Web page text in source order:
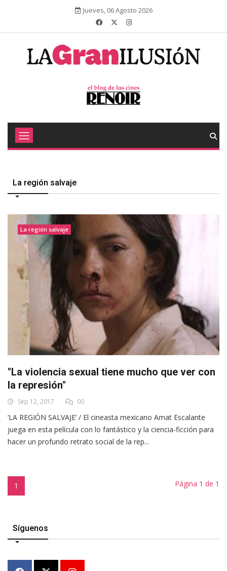
Jueves, 06 Agosto 2026
La región salvaje
La región salvaje
"La violencia sexual tiene mucho que ver con
la represión"
Sep 12, 2017 00
‘LA REGIÓN SALVAJE’ / El cineasta mexicano Amat Escalante
juega en esta película con lo fantástico y la ciencia-ficción para
hacer un profundo retrato social de la rep...
1 Página 1 de 1
Síguenos